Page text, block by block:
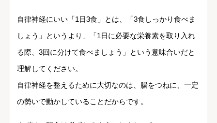
自律神経にいい「1日3食」とは、「3食しっかり食べま
しょう」というより、「1日に必要な栄養素を取り入れ
る際、3回に分けて食べましょう」という意味合いだと
理解してください。
自律神経を整えるために大切なのは、腸をつねに、一定
の勢いで動かしていることだからです。